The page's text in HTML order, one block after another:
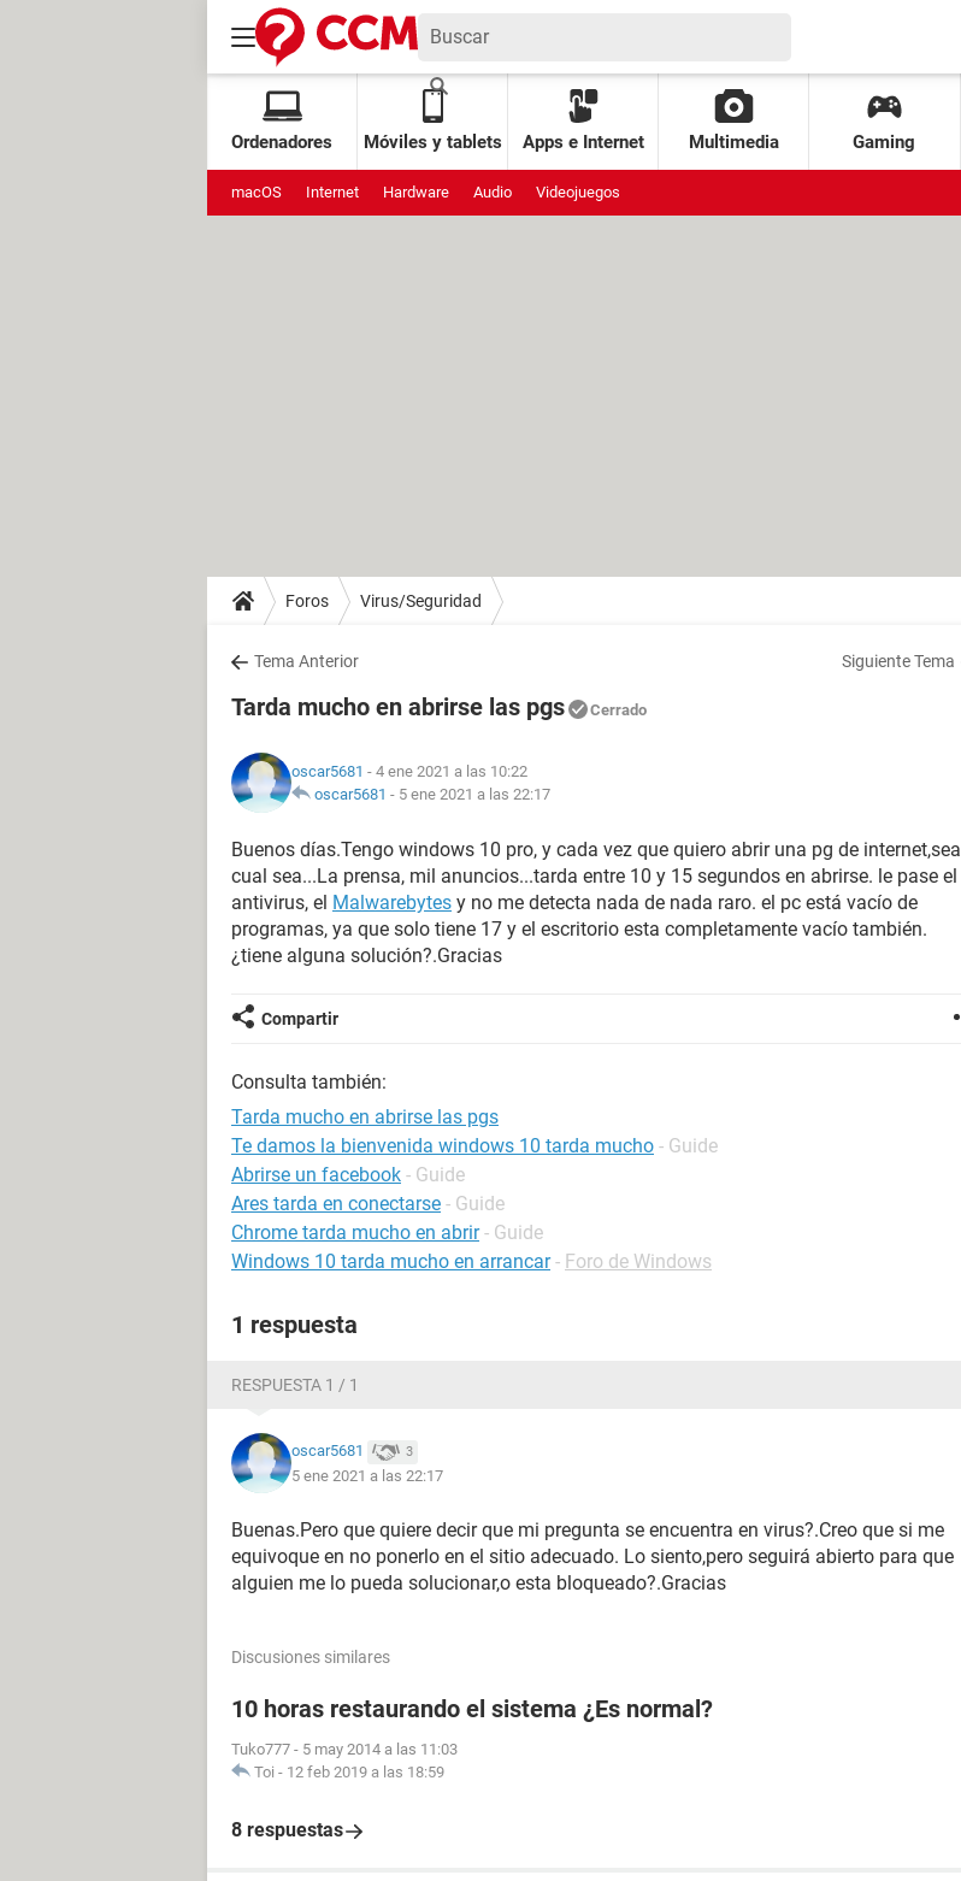
Ordenadores Móviles y tablets Apps e Internet Multimedia Gaming
macOS Internet Hardware Audio Videojuegos
Foros Virus/Seguridad
Tema Anterior Siguiente Tema
Tarda mucho en abrirse las pgs Cerrado
oscar5681 - 4 ene 2021 a las 10:22
oscar5681 - 5 ene 2021 a las 22:17
Buenos días.Tengo windows 10 pro, y cada vez que quiero abrir una pg de internet,sea
cual sea...La prensa, mil anuncios...tarda entre 10 y 15 segundos en abrirse. le pase el
antivirus, el Malwarebytes y no me detecta nada de nada raro. el pc está vacío de
programas, ya que solo tiene 17 y el escritorio esta completamente vacío también.
¿tiene alguna solución?.Gracias
Compartir
Consulta también:
Tarda mucho en abrirse las pgs
Te damos la bienvenida windows 10 tarda mucho - Guide
Abrirse un facebook - Guide
Ares tarda en conectarse - Guide
Chrome tarda mucho en abrir - Guide
Windows 10 tarda mucho en arrancar - Foro de Windows
1 respuesta
RESPUESTA 1 / 1
oscar5681 3
5 ene 2021 a las 22:17
Buenas.Pero que quiere decir que mi pregunta se encuentra en virus?.Creo que si me
equivoque en no ponerlo en el sitio adecuado. Lo siento,pero seguirá abierto para que
alguien me lo pueda solucionar,o esta bloqueado?.Gracias
Discusiones similares
10 horas restaurando el sistema ¿Es normal?
Tuko777 - 5 may 2014 a las 11:03
Toi - 12 feb 2019 a las 18:59
8 respuestas